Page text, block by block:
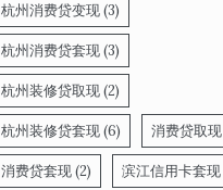
杭州消费贷变现(3)
杭州消费贷套现(3)
杭州装修贷取现(2)
杭州装修贷套现(6) 消费贷取现
消费贷套现(2) 滨江信用卡套现